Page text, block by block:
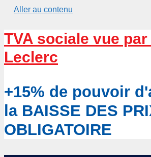
Aller au contenu
TVA sociale vue
Leclerc
+15% de pouvoir
la BAISSE DES
OBLIGATOIRE